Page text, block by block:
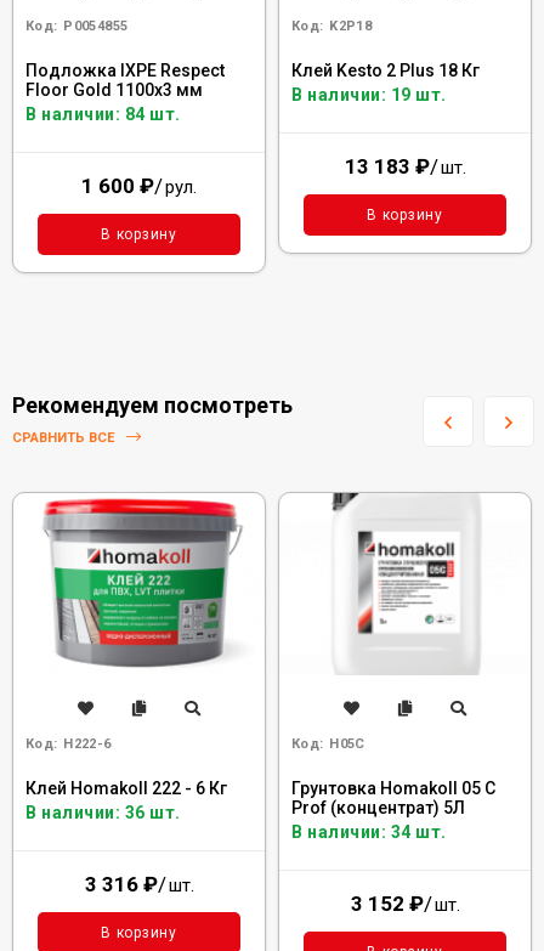
Код: Р0054855
Подложка IXPE Respect
Floor Gold 1100х3 мм
В наличии: 84 шт.
1 600 ₽/рул.
В корзину
Код: K2P18
Клей Kesto 2 Plus 18 Кг
В наличии: 19 шт.
13 183 ₽/шт.
В корзину
Рекомендуем посмотреть
СРАВНИТЬ ВСЕ
Код: H222-6
Клей Homakoll 222 - 6 Кг
В наличии: 36 шт.
3 316 ₽/шт.
В корзину
Код: H05C
Грунтовка Homakoll 05 C
Prof (концентрат) 5Л
В наличии: 34 шт.
3 152 ₽/шт.